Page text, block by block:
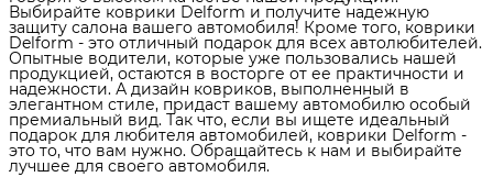
Выбирайте коврики Delform и получите надежную
защиту салона вашего автомобиля! Кроме того, коврики
Delform - это отличный подарок для всех автолюбителей.
Опытные водители, которые уже пользовались нашей
продукцией, остаются в восторге от ее практичности и
надежности. А дизайн ковриков, выполненный в
элегантном стиле, придаст вашему автомобилю особый
премиальный вид. Так что, если вы ищете идеальный
подарок для любителя автомобилей, коврики Delform -
это то, что вам нужно. Обращайтесь к нам и выбирайте
лучшее для своего автомобиля.